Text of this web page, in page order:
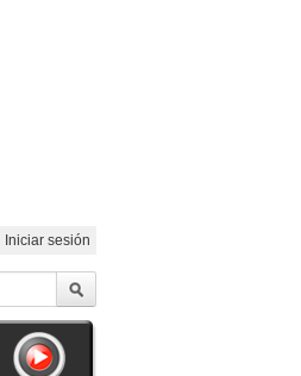
Iniciar sesión